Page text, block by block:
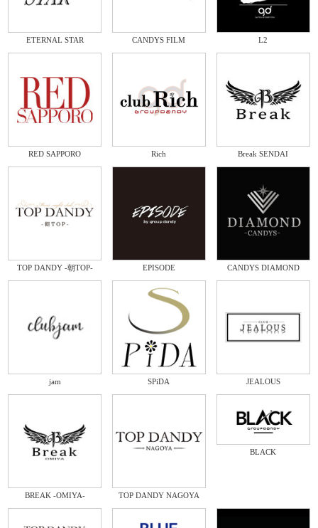
ETERNAL STAR CANDYS FILM L2
RED SAPPORO Rich Break SENDAI
TOP DANDY -朝TOP- EPISODE CANDYS DIAMOND
jam SPiDA JEALOUS
BREAK -OMIYA- TOP DANDY NAGOYA
BLACK